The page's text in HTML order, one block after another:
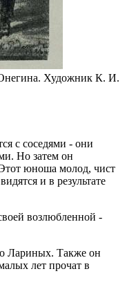
Художник К. И.
с соседями - они
Но затем он
юноша молод, чист
и в результате
возлюбленной -
Лариных. Также он
лет прочат в